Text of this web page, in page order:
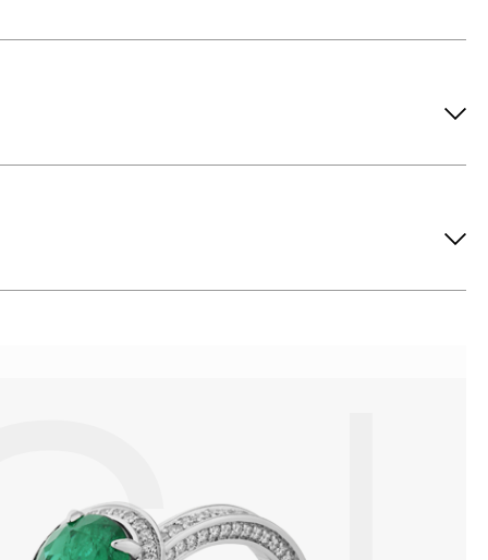
или замшевой салфеткой.